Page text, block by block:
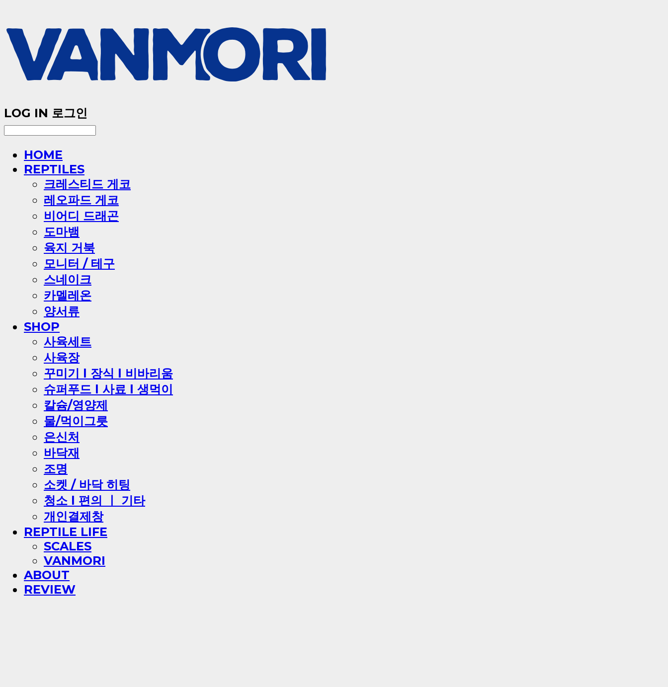
LOG IN 로그인
HOME
REPTILES
크레스티드 게코
레오파드 게코
비어디 드래곤
도마뱀
육지 거북
모니터 / 테구
스네이크
카멜레온
양서류
SHOP
사육세트
사육장
꾸미기 l 장식 l 비바리움
슈퍼푸드 l 사료 l 생먹이
칼슘/영양제
물/먹이그릇
은신처
바닥재
조명
소켓 / 바닥 히팅
청소 l 편의 ㅣ 기타
개인결제창
REPTILE LIFE
SCALES
VANMORI
ABOUT
REVIEW